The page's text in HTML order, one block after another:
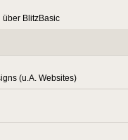
über BlitzBasic
(u.A. Websites)